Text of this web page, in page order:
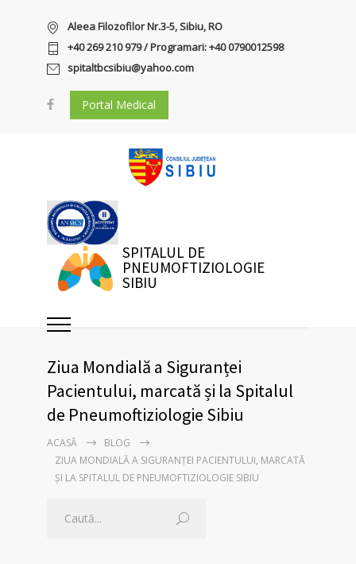
Aleea Filozofilor Nr.3-5, Sibiu, RO
+40 269 210 979 / Programari: +40 0790012598
spitaltbcsibiu@yahoo.com
Portal Medical
SPITALUL DE
PNEUMOFTIZIOLOGIE
SIBIU
Ziua Mondială a Siguranței
Pacientului, marcată și la Spitalul
de Pneumoftiziologie Sibiu
ACASĂ
BLOG
ZIUA MONDIALĂ A SIGURANȚEI PACIENTULUI, MARCATĂ
ȘI LA SPITALUL DE PNEUMOFTIZIOLOGIE SIBIU